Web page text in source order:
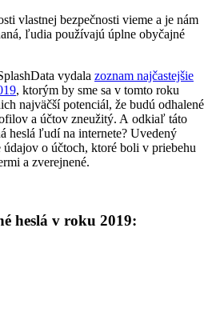
vlastnej bezpečnosti vieme a je nám
ľudia používajú úplne obyčajné
vydala zoznam najčastejšie
, ktorým by sme sa v tomto roku
najväčší potenciál, že budú odhalené
a účtov zneužitý. A odkiaľ táto
heslá ľudí na internete? Uvedený
o účtoch, ktoré boli v priebehu
a zverejnené.
heslá v roku 2019: